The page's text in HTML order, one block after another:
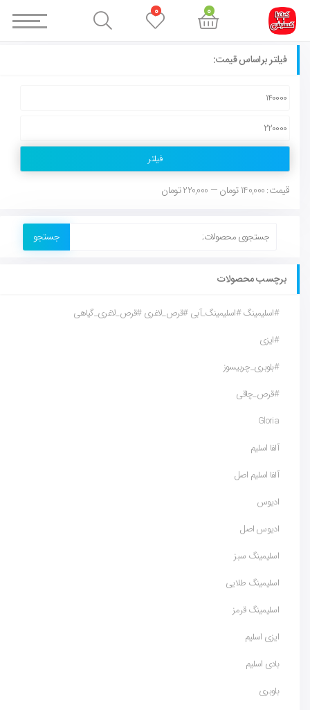
فیلتر براساس قیمت:
فیلتر
قیمت:140,000 تومان — 220,000 تومان
جستجو
برچسب محصولات
#اسلیمینگ #اسلیمینگ_آبی #قرص_لاغری #قرص_لاغری_گیاهی
#ایزی
#بلوبری_چربیسوز
#قرص_چاقی
Gloria
آلفا اسلیم
آلفا اسلیم اصل
ادیوس
ادیوس اصل
اسلیمینگ سبز
اسلیمینگ طلایی
اسلیمینگ قرمز
ایزی اسلیم
بادی اسلیم
بلوبری
0
0